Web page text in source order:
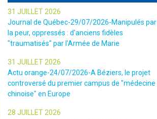
31 JUILLET 2026
Journal de Québec-29/07/2026-Manipulés par
la peur, oppressés : d'anciens fidèles
"traumatisés" par l'Armée de Marie
31 JUILLET 2026
Actu orange-24/07/2026-A Béziers, le projet
controversé du premier campus de "médecine
chinoise" en Europe
28 JUILLET 2026